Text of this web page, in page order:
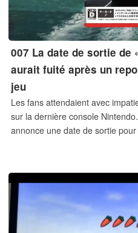
007 La date de sortie de
aurait fuité après un
jeu
Les fans attendaient avec
sur la dernière console
annonce une date de sortie
à la fin de l'été. Le studio à
adaptation afin d'optimiser les